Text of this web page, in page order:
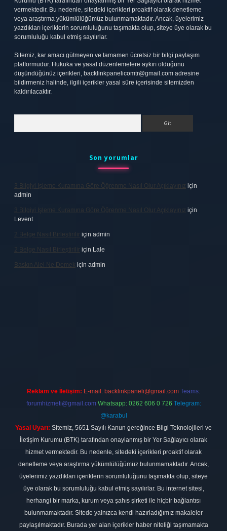
vermektedir. Bu nedenle, sitedeki içerikleri proaktif olarak denetleme
veya araştırma yükümlülüğümüz bulunmamaktadır. Ancak, üyelerimiz
yazdıkları içeriklerin sorumluluğunu taşımakta olup, siteye üye olarak bu
sorumluluğu kabul etmiş sayılırlar.
Sitemiz, kar amacı gütmeyen ve tamamen ücretsiz bir bilgi paylaşım
platformudur. Hukuka ve yasal düzenlemelere aykırı olduğunu
düşündüğünüz içerikleri, backlinkpanelicomtr@gmail.com adresine
bildirmeniz halinde, ilgili içerikler yasal süre içerisinde sitemizden
kaldırılacaktır.
Son yorumlar
3 Bilgiyi Işleme Kuramına Göre Öğrenme Nasıl Olur Açıklayınız için
admin
3 Bilgiyi Işleme Kuramına Göre Öğrenme Nasıl Olur Açıklayınız için
Levent
2 Belge Nasıl Birleştirilir için admin
2 Belge Nasıl Birleştirilir için Lale
Baskın Alel Ne Demek için admin
Reklam ve İletişim: E-mail: backlinkpaneli@gmail.com Teams:
forumhizmeti@gmail.com Whatsapp: 0262 606 0 726 Telegram:
@karabul
Yasal Uyarı: Sitemiz, 5651 Sayılı Kanun gereğince Bilgi Teknolojileri ve
İletişim Kurumu (BTK) tarafından onaylanmış bir Yer Sağlayıcı olarak
hizmet vermektedir. Bu nedenle, sitedeki içerikleri proaktif olarak
denetleme veya araştırma yükümlülüğümüz bulunmamaktadır. Ancak,
üyelerimiz yazdıkları içeriklerin sorumluluğunu taşımakta olup, siteye
üye olarak bu sorumluluğu kabul etmiş sayılırlar. Bu internet sitesi,
herhangi bir marka, kurum veya şahıs şirketi ile hiçbir bağlantısı
bulunmamaktadır. Sitede yalnızca kendi hazırladığımız makaleler
paylaşılmaktadır. Burada yer alan içerikler haber niteliği taşımamakta